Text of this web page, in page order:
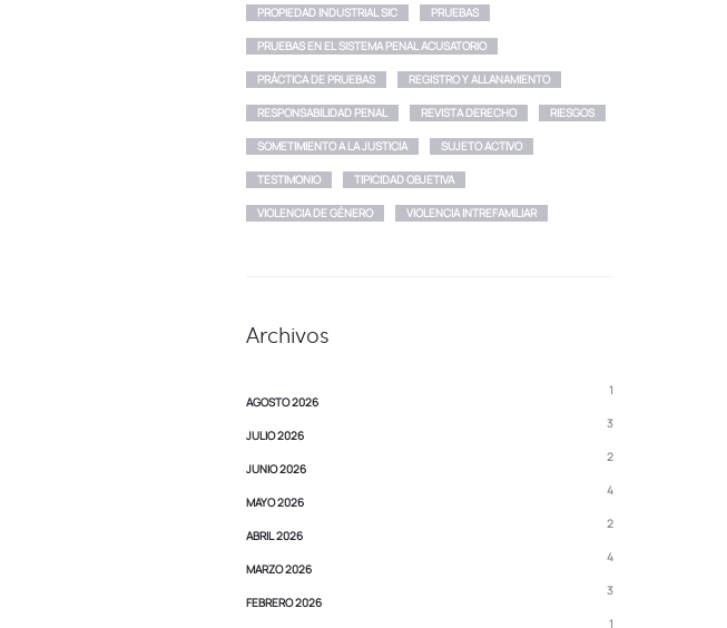
PROPIEDAD INDUSTRIAL SIC PRUEBAS
PRUEBAS EN EL SISTEMA PENAL ACUSATORIO
PRÁCTICA DE PRUEBAS REGISTRO Y ALLANAMIENTO
RESPONSABILIDAD PENAL REVISTA DERECHO RIESGOS
SOMETIMIENTO A LA JUSTICIA SUJETO ACTIVO
TESTIMONIO TIPICIDAD OBJETIVA
VIOLENCIA DE GÉNERO VIOLENCIA INTREFAMILIAR
Archivos
AGOSTO 2026
1
JULIO 2026
3
JUNIO 2026
2
MAYO 2026
4
ABRIL 2026
2
MARZO 2026
4
FEBRERO 2026
3
1